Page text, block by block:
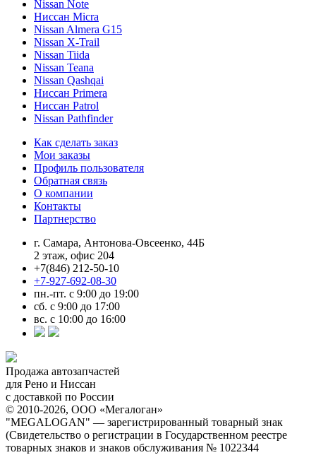
Nissan Note
Ниссан Micra
Nissan Almera G15
Nissan X-Trail
Nissan Tiida
Nissan Teana
Nissan Qashqai
Ниссан Primera
Ниссан Patrol
Nissan Pathfinder
Как сделать заказ
Мои заказы
Профиль пользователя
Обратная связь
О компании
Контакты
Партнерство
г. Самара, Антонова-Овсеенко, 44Б
2 этаж, офис 204
+7(846) 212-50-10
+7-927-692-08-30
пн.-пт. с 9:00 до 19:00
сб. с 9:00 до 17:00
вс. с 10:00 до 16:00
Продажа автозапчастей
для Рено и Ниссан
с доставкой по России
© 2010-2026, ООО «Мегалоган»
"MEGALOGAN" — зарегистрированный товарный знак
(Свидетельство о регистрации в Государственном реестре
товарных знаков и знаков обслуживания № 1022344